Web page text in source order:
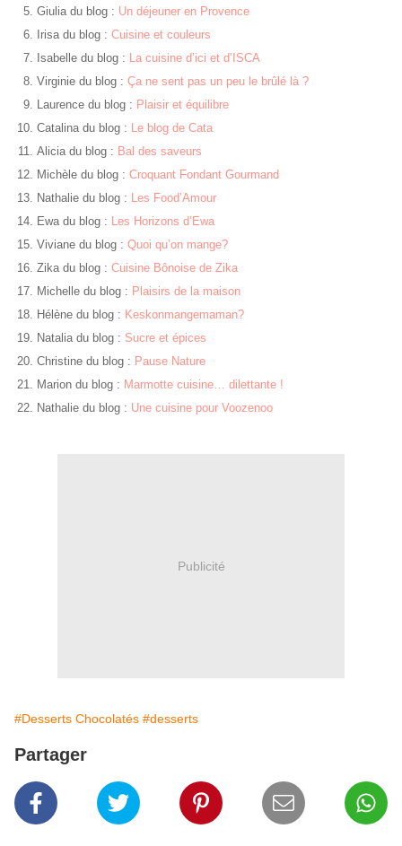
Giulia du blog : Un déjeuner en Provence
Irisa du blog : Cuisine et couleurs
Isabelle du blog : La cuisine d’ici et d’ISCA
Virginie du blog : Ça ne sent pas un peu le brûlé là ?
Laurence du blog : Plaisir et équilibre
Catalina du blog : Le blog de Cata
Alicia du blog : Bal des saveurs
Michèle du blog : Croquant Fondant Gourmand
Nathalie du blog : Les Food’Amour
Ewa du blog : Les Horizons d’Ewa
Viviane du blog : Quoi qu’on mange?
Zika du blog : Cuisine Bônoise de Zika
Michelle du blog : Plaisirs de la maison
Hélène du blog : Keskonmangemaman?
Natalia du blog : Sucre et épices
Christine du blog : Pause Nature
Marion du blog : Marmotte cuisine… dilettante !
Nathalie du blog : Une cuisine pour Voozenoo
Publicité
#Desserts Chocolatés #desserts
Partager